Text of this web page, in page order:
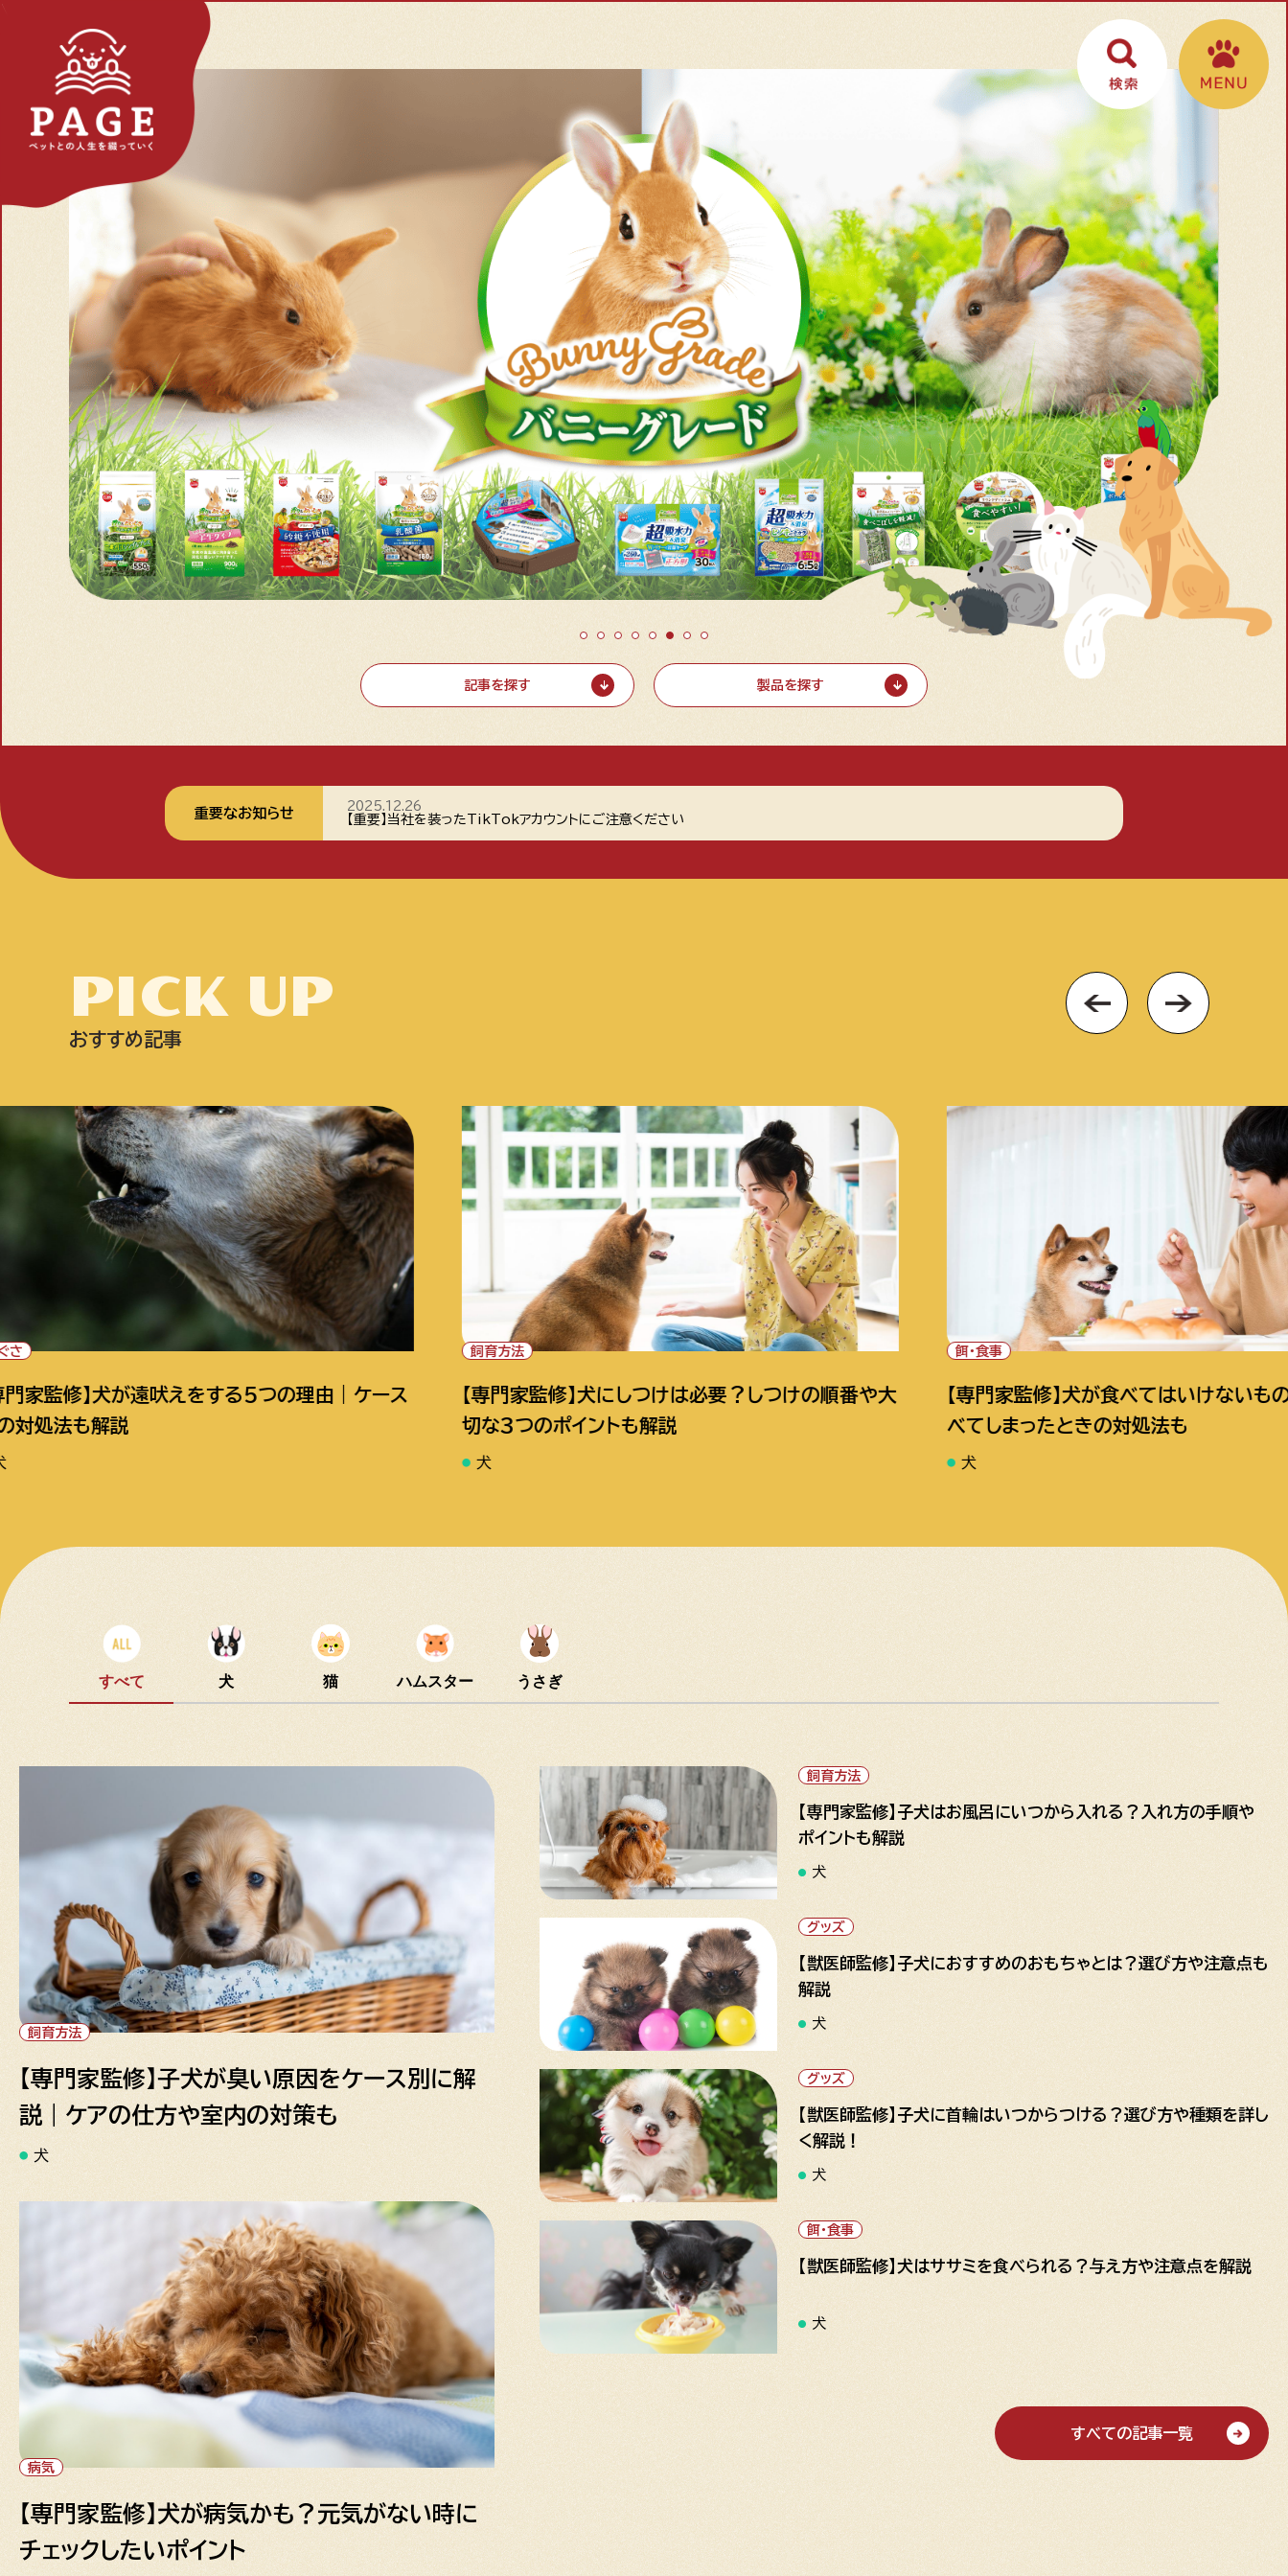
記事を探す 製品を探す
重要なお知らせ 2025.12.26
【重要】当社を装ったTikTokアカウントにご注意ください
PICK UP
おすすめ記事
理由｜ケース
飼育方法
【専門家監修】犬にしつけは必要？しつけの順番や大
餌・食事
【専門家監修】犬が食べてはいけないものとは？食
べてしまったときの対処法も
ペットの種類
【専門家監修
や飼育用品を
すべて 犬 猫 ハムスター うさぎ
飼育方法
【専門家監修】子犬が臭い原因をケース別に解
説｜ケアの仕方や室内の対策も
犬
病気
【専門家監修】犬が病気かも？元気がない時に
チェックしたいポイント
飼育方法
【専門家監修】子犬はお風呂にいつから入れる？入れ方の手順や
ポイントも解説
犬
グッズ
【獣医師監修】子犬におすすめのおもちゃとは？選び方や注意点も
解説
犬
グッズ
【獣医師監修】子犬に首輪はいつからつける？選び方や種類を詳し
く解説！
犬
餌・食事
【獣医師監修】犬はササミを食べられる？与え方や注意点を解説
犬
すべての記事一覧